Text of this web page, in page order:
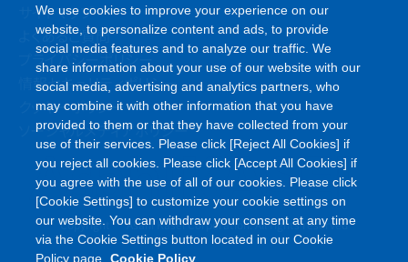
サイトマップ
よくあるご質問
プライバシーポリシー
情報セキュリティポリシー
クッキーポリシー
ソーシャルメディアポリシー
Copyright©Asahi Kasei Corporation. All rights reserved
We use cookies to improve your experience on our
website, to personalize content and ads, to provide
social media features and to analyze our traffic. We
share information about your use of our website with our
social media, advertising and analytics partners, who
may combine it with other information that you have
provided to them or that they have collected from your
use of their services. Please click [Reject All Cookies] if
you reject all cookies. Please click [Accept All Cookies] if
you agree with the use of all of our cookies. Please click
[Cookie Settings] to customize your cookie settings on
our website. You can withdraw your consent at any time
via the Cookie Settings button located in our Cookie
Policy page. Cookie Policy